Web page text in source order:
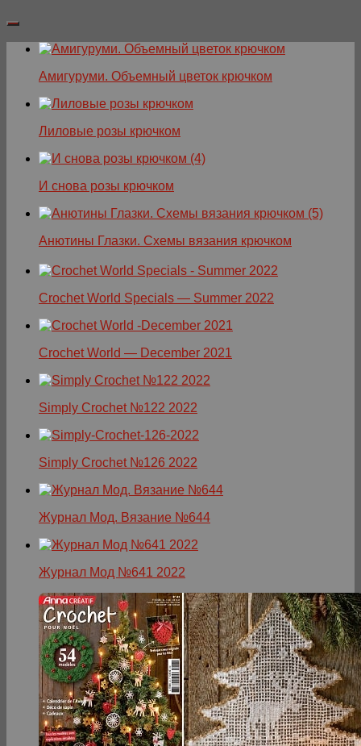
Амигуруми. Объемный цветок крючком
Лиловые розы крючком
И снова розы крючком
Анютины Глазки. Схемы вязания крючком
Crochet World Specials — Summer 2022
Crochet World — December 2021
Simply Crochet №122 2022
Simply Crochet №126 2022
Журнал Мод. Вязание №644
Журнал Мод №641 2022